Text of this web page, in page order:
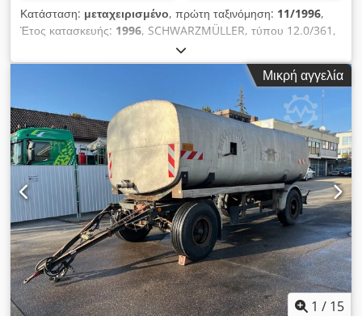
Κατάσταση: μεταχειρισμένο, πρώτη ταξινόμηση: 11/1996,
Έτος κατασκευής: 1996, SCHWARZMÜLLER, τύπου 12.0/361,
δι-άξονος ρυμουλκούμενος για αναρρόφηση και μεταφορά
υγρών με υπερκατασκευή δεξαμενής της WIEDEMANN &
REICHARDT. !! Κατάλληλο και για μεταφορά λιπασμάτων!! • 2
άξονες BPW με ελατήρια φύλλου/παραβολικά ελατήρια •
Ταμπούρια φρένων • ABS • ΥΔΡΑΥΛΙΚΗ ΣΥΝΔΕΣΗ για τη
λειτουργία/το άνοιγμα του καπακιού εκφόρτωσης • Μηχανισμός
ανατροπής για την άδειασμα της δεξαμενής • Εμβολοφόρος
μηχανισμός εντός της δεξαμενής • Κεντρικό στόμιο
εκφόρτωσης στο κάπακι εκφόρτωσης • Πίεση λειτουργίας: 0,5
bar Codpozractofx Abfsrf • Μέγιστη πίεση λειτουργίας: 4 bar
• Ελαστικά: 385/65 R22.5 • Πολύ καλό βάθος πέλματος: 15/16
και 16/16 mm - Γερμανικός ρυμουλκούμενος - Έλεγχος
ασφαλείας (HU) / έλεγχος ταχύτητας (SP) κατόπιν αιτήματος και
με επιπλέον χρέωση: νέος! Λάθη και ενδιάμεσες πωλήσεις
επιφυλάσσονται!
Μικρή αγγελία
1 / 15